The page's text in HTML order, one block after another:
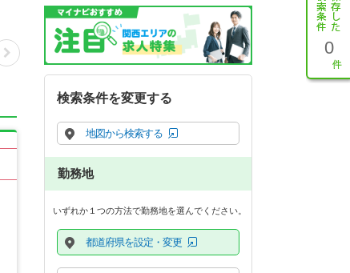
0
検索条件を変更する
地図から検索する
勤務地
いずれか１つの方法で勤務地を選んでください。
都道府県を設定・変更